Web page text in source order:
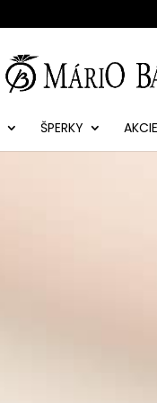
ŠPERKY AKCIE